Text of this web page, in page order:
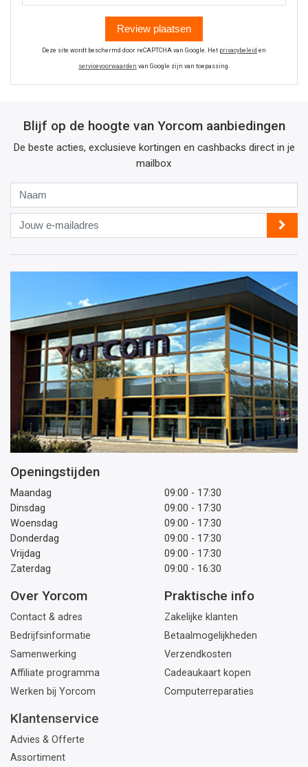
Review plaatsen
Deze site wordt beschermd door reCAPTCHA van Google. Het privacybeleid en
servicevoorwaarden van Google zijn van toepassing.
Blijf op de hoogte van Yorcom aanbiedingen
De beste acties, exclusieve kortingen en cashbacks direct in je
mailbox
Jouw
e-
mailadres
Openingstijden
Maandag
09:00 - 17:30
Dinsdag
09:00 - 17:30
Woensdag
09:00 - 17:30
Donderdag
09:00 - 17:30
Vrijdag
09:00 - 17:30
Zaterdag
09:00 - 16:30
Over Yorcom
Contact & adres
Bedrijfsinformatie
Samenwerking
Affiliate programma
Werken bij Yorcom
Praktische info
Zakelijke klanten
Betaalmogelijkheden
Verzendkosten
Cadeaukaart kopen
Computerreparaties
Klantenservice
Advies & Offerte
Assortiment